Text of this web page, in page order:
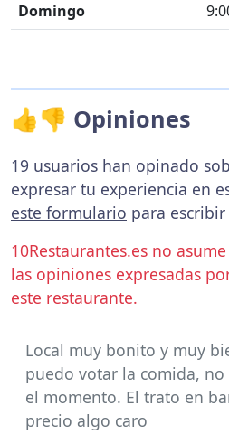
Domingo
👍👎 Opiniones
19 usuarios han opinado
expresar tu experiencia en
este formulario para
10Restaurantes.es no
las opiniones expresadas
este restaurante.
Local muy bonito y muy
puedo votar la comida,
el momento. El trato en
precio algo caro